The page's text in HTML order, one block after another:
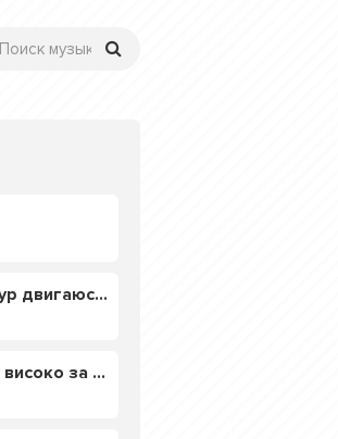
Муру мур мур двигаюсь на мурмулях
Там на небі високо за хмарами